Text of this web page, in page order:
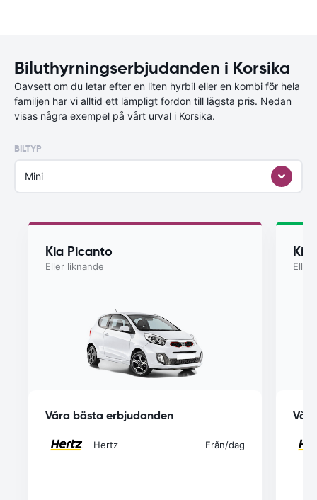
Biluthyrningserbjudanden i Korsika
Oavsett om du letar efter en liten hyrbil eller en kombi för hela
familjen har vi alltid ett lämpligt fordon till lägsta pris. Nedan
visas några exempel på vårt urval i Korsika.
BILTYP
Mini
Kia Picanto
Eller liknande
Våra bästa erbjudanden
Hertz Från/dag
Kia
Eller